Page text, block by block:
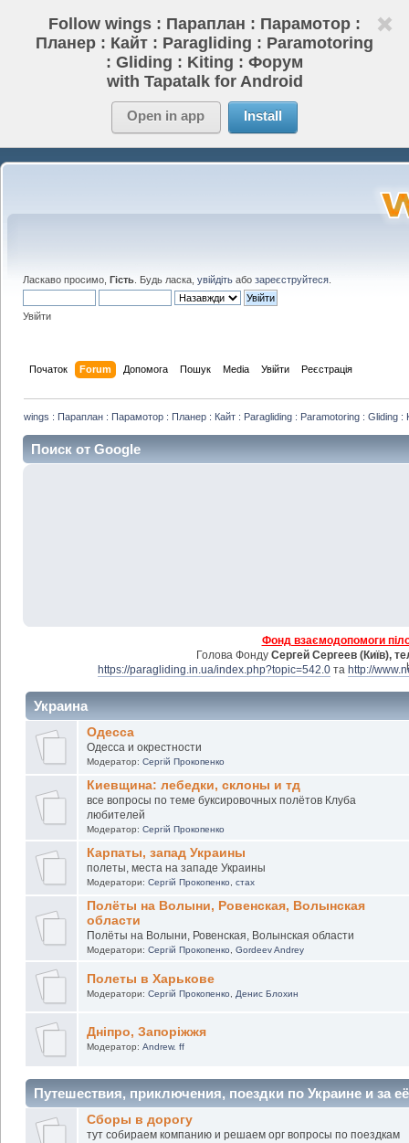
Follow wings : Параплан : Парамотор :
Планер : Кайт : Paragliding : Paramotoring
: Gliding : Kiting : Форум
with Tapatalk for Android
Open in app Install
Ласкаво просимо, Гість . Будь ласка, увійдіть або зареєструйтеся
Увійти
Початок Forum Допомога Пошук Media Увійти Реєстрація
wings : Параплан : Парамотор : Планер : Кайт : Paragliding : Paramotoring : Gliding :
Поиск от Google
Фонд взаємодопомоги
Голова Фонду Сергей Сергеев (Київ),
https://paragliding.in.ua/index.php?topic=542.0 та http://
Украина
Одесса
Одесса и окрестности
Модератор: Сергій Прокопенко
Киевщина: лебедки, склоны и тд
все вопросы по теме буксировочных полётов Клуба
любителей
Модератор: Сергій Прокопенко
Карпаты, запад Украины
полеты, места на западе Украины
Модератори: Сергій Прокопенко, стах
Полёты на Волыни, Ровенская, Волынская
области
Полёты на Волыни, Ровенская, Волынская области
Модератори: Сергій Прокопенко, Gordeev Andrey
Полеты в Харькове
Модератори: Сергій Прокопенко, Денис Блохин
Дніпро, Запоріжжя
Модератор: Andrew. ff
Путешествия, приключения, поездки по Украине и за
Сборы в дорогу
тут собираем компанию и решаем орг вопросы по поездкам